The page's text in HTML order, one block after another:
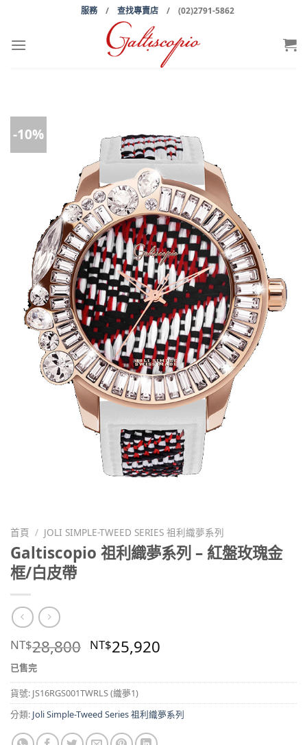
content
服務/ 查找專賣店 / (02)2791-5862
-10%
首頁 / JOLI SIMPLE-TWEED SERIES 祖利織夢系列
Galtiscopio 祖利織夢系列 – 紅盤玫瑰金
框/白皮帶
NT$28,800 NT$25,920
已售完
貨號: JS16RGS001TWRLS (織夢1)
分類: Joli Simple-Tweed Series 祖利織夢系列